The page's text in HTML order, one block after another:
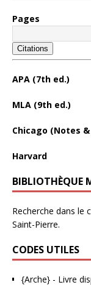
Pages
Citations
APA (7th ed.)
MLA (9th ed.)
Chicago (Notes
Harvard
BIBLIOTHÈQUE
Recherche dans le
Saint-Pierre.
CODES UTILES
{Arche} - Livre